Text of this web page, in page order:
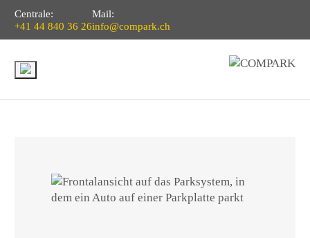
Centrale:
+41 44 840 36 26
Mail:
info@compark.ch